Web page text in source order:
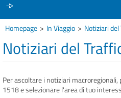
IL CCISS
INFO E MEDIA
Homepage In Viaggio Notiziari
Notiziari del
Per ascoltare i notiziari
1518 e selezionare l'area di tuo